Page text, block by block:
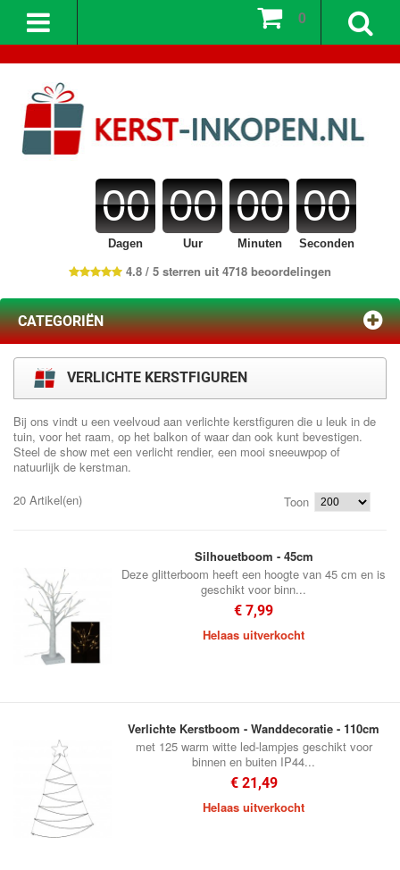
00
Dagen
00
Uur
00
Minuten
00
Seconden
4.8 / 5 sterren uit 4718 beoordelingen
0
CATEGORIËN
VERLICHTE KERSTFIGUREN
Bij ons vindt u een veelvoud aan verlichte kerstfiguren die u leuk in de
tuin, voor het raam, op het balkon of waar dan ook kunt bevestigen.
Steel de show met een verlicht rendier, een mooi sneeuwpop of
natuurlijk de kerstman.
20 Artikel(en)
Toon
Silhouetboom - 45cm
Deze glitterboom heeft een hoogte van 45 cm en is
geschikt voor binn...
€ 7,99
Helaas uitverkocht
Verlichte Kerstboom - Wanddecoratie - 110cm
met 125 warm witte led-lampjes geschikt voor
binnen en buiten IP44...
€ 21,49
Helaas uitverkocht